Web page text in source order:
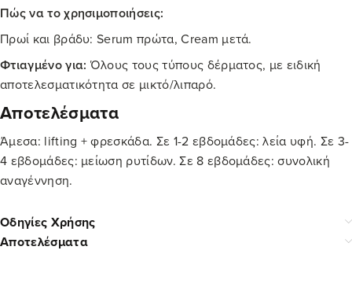
Πώς να το χρησιμοποιήσεις:
Πρωί και βράδυ: Serum πρώτα, Cream μετά.
Φτιαγμένο για: Όλους τους τύπους δέρματος, με ειδική
αποτελεσματικότητα σε μικτό/λιπαρό.
Αποτελέσματα
Άμεσα: lifting + φρεσκάδα. Σε 1-2 εβδομάδες: λεία υφή. Σε 3-
4 εβδομάδες: μείωση ρυτίδων. Σε 8 εβδομάδες: συνολική
αναγέννηση.
Οδηγίες Χρήσης
Αποτελέσματα